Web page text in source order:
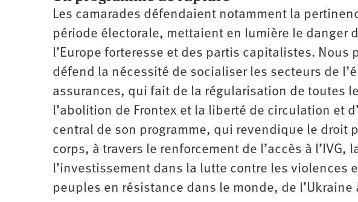
Les camarades défendaient notamment la
période électorale, mettaient en lumière le danger
l’Europe forteresse et des partis capitalistes. Nous
défend la nécessité de socialiser les secteurs de
assurances, qui fait de la régularisation de toutes
l’abolition de Frontex et la liberté de circulation et
central de son programme, qui revendique le droit
corps, à travers le renforcement de l’accès à
l’investissement dans la lutte contre les violences
peuples en résistance dans le monde, de